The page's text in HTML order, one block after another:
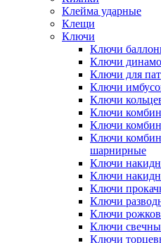
Клейма ударные
Клещи
Ключи
Ключи
Ключи
Ключи для
Ключи
Ключи
Ключи
Ключи
Ключи
шарнирные
Ключи
Ключи
Ключи
Ключи
Ключи
Ключи
Ключи